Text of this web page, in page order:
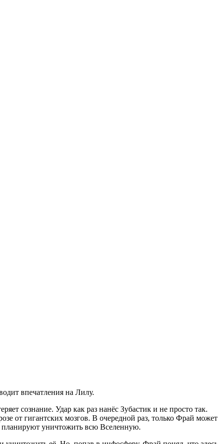
впечатления на Лилу.
сознание. Удар как раз нанёс Зубастик и не просто так.
от гигантских мозгов. В очередной раз, только Фрай может
уничтожить всю Вселенную.